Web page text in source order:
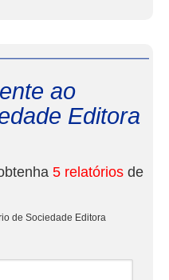
ao
Editora
5 relatórios de
de Sociedade Editora